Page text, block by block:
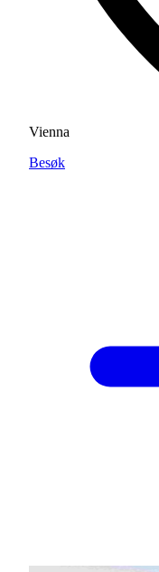
Vienna
Besøk